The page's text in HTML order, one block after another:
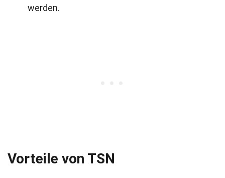
werden.
Vorteile von TSN